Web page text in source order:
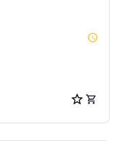
watch_later